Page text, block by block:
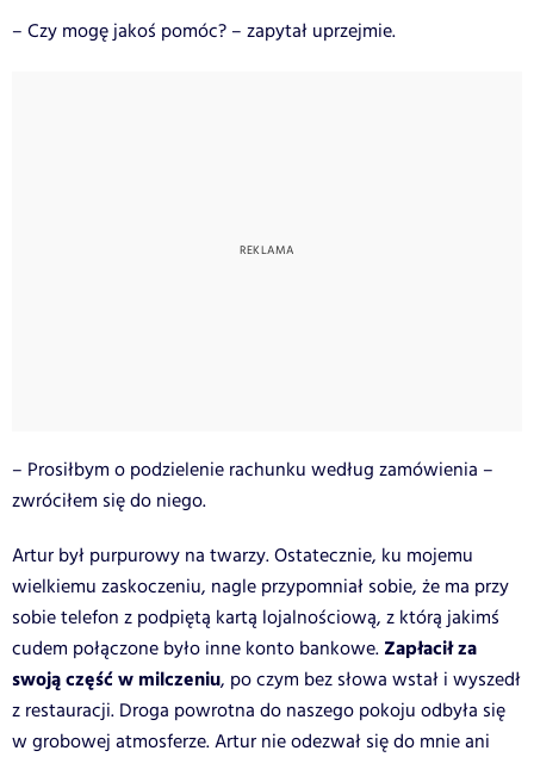
– Czy mogę jakoś pomóc? – zapytał uprzejmie.
– Prosiłbym o podzielenie rachunku według zamówienia –
zwróciłem się do niego.
Artur był purpurowy na twarzy. Ostatecznie, ku mojemu
wielkiemu zaskoczeniu, nagle przypomniał sobie, że ma przy
sobie telefon z podpiętą kartą lojalnościową, z którą jakimś
cudem połączone było inne konto bankowe. Zapłacił za
swoją część w milczeniu, po czym bez słowa wstał i wyszedł
z restauracji. Droga powrotna do naszego pokoju odbyła się
w grobowej atmosferze. Artur nie odezwał się do mnie ani